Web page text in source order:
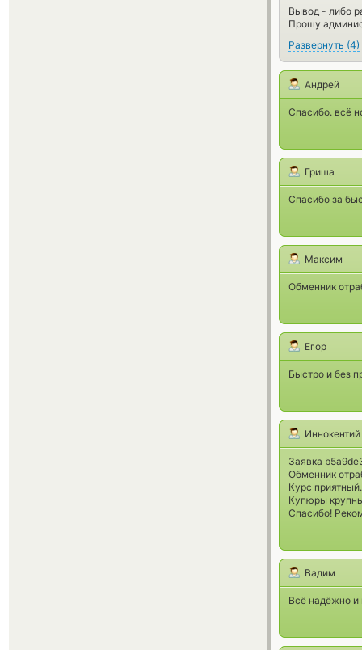
Вывод - либо
Прошу
Развернуть (4)
Андрей
Спасибо. всё
Гриша
Спасибо за
Максим
Обменник
Егор
Быстро и без
Иннокентий
Заявка
Обменник
Курс приятный.
Купюры
Спасибо!
Вадим
Всё надёжно и